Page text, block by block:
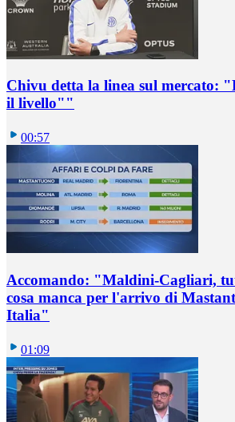
Chivu detta la linea sul mercato:
il livello""
00:57
Accomando: "Maldini-Cagliari,
cosa manca per l'arrivo di
Italia"
01:09